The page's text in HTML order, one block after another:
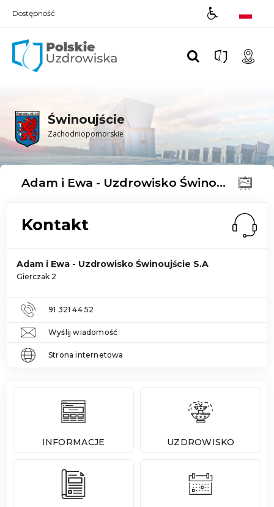
Dostępność
Świnoujście
Zachodniopomorskie
Adam i Ewa - Uzdrowisko Świnoujście S.A
Kontakt
Adam i Ewa - Uzdrowisko Świnoujście S.A
Gierczak 2
91 321 44 52
Wyślij wiadomość
Strona internetowa
INFORMACJE UZDROWISKO